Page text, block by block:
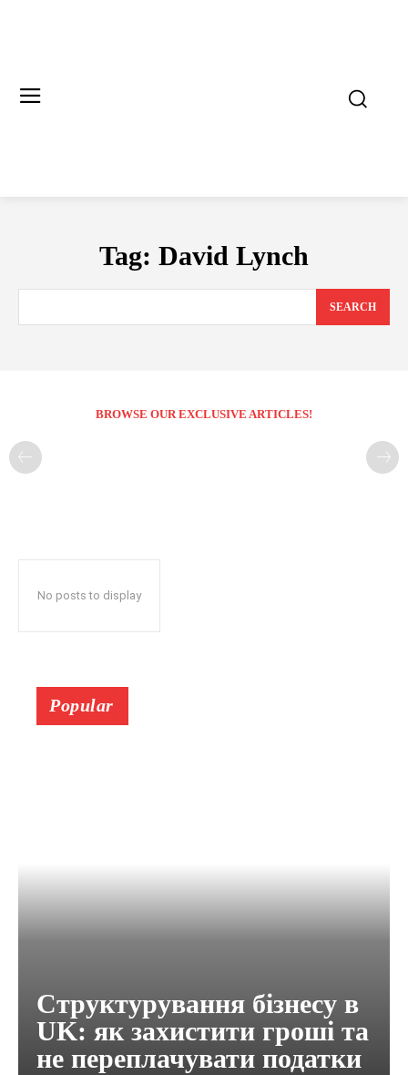
Tag: David Lynch
SEARCH
BROWSE OUR EXCLUSIVE ARTICLES!
No posts to display
Popular
Структурування бізнесу в
UK: як захистити гроші та
не переплачувати податки